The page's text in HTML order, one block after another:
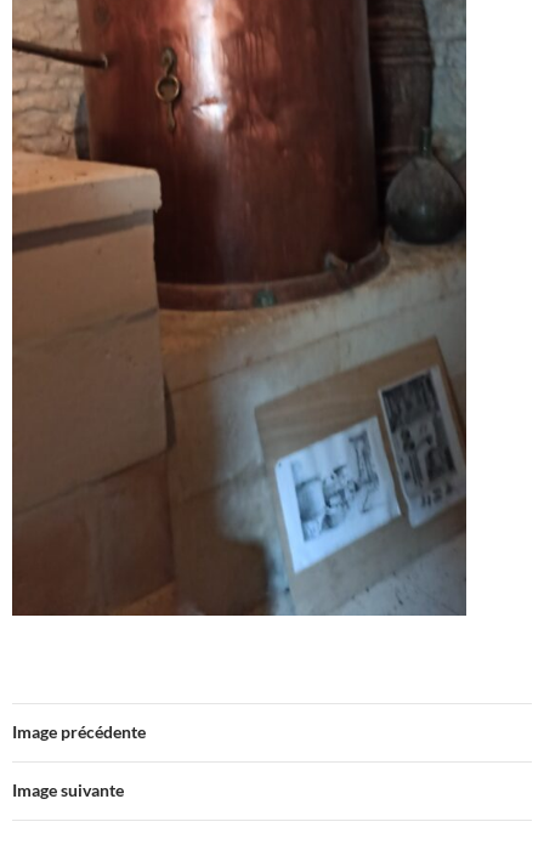
Image précédente
Image suivante